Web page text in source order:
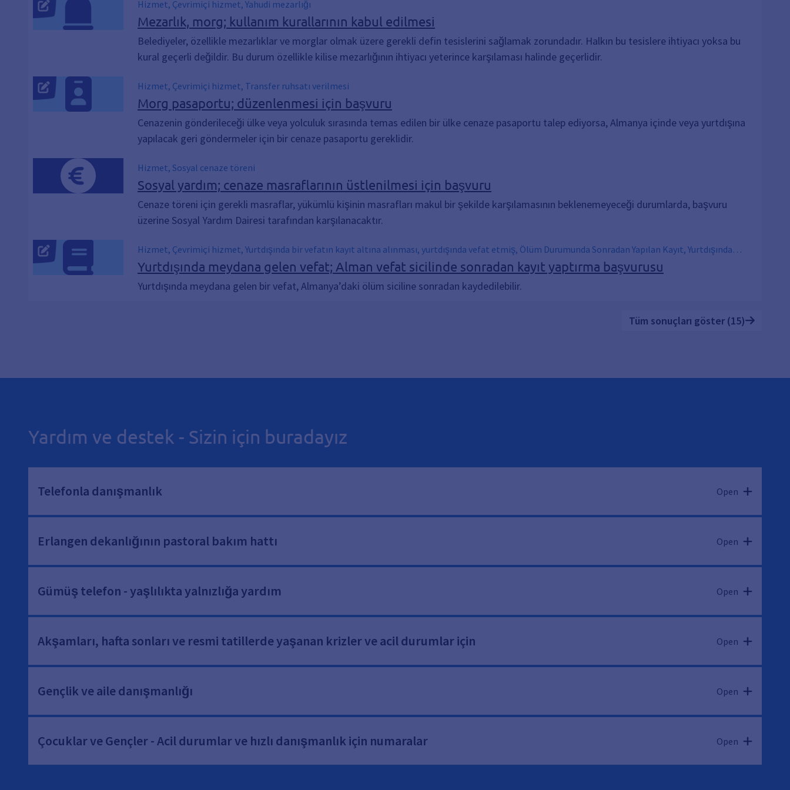
Hizmet, Çevrimiçi hizmet, Yahudi mezarlığı
Mezarlık, morg; kullanım kurallarının kabul edilmesi
Belediyeler, özellikle mezarlıklar ve morglar olmak üzere gerekli defin tesislerini sağlamak zorundadır. Halkın bu tesislere ihtiyacı yoksa bu
kural geçerli değildir. Bu durum özellikle kilise mezarlığının ihtiyacı yeterince karşılaması halinde geçerlidir.
Hizmet, Çevrimiçi hizmet, Transfer ruhsatı verilmesi
Morg pasaportu; düzenlenmesi için başvuru
Cenazenin gönderileceği ülke veya yolculuk sırasında temas edilen bir ülke cenaze pasaportu talep ediyorsa, Almanya içinde veya yurtdışına
yapılacak geri göndermeler için bir cenaze pasaportu gereklidir.
Hizmet, Sosyal cenaze töreni
Sosyal yardım; cenaze masraflarının üstlenilmesi için başvuru
Cenaze töreni için gerekli masraflar, yükümlü kişinin masrafları makul bir şekilde karşılamasının beklenemeyeceği durumlarda, başvuru
üzerine Sosyal Yardım Dairesi tarafından karşılanacaktır.
Hizmet, Çevrimiçi hizmet, Yurtdışında bir vefatın kayıt altına alınması, yurtdışında vefat etmiş, Ölüm Durumunda Sonradan Yapılan Kayıt, Yurtdışında
meydana gelen ölümler
Yurtdışında meydana gelen vefat; Alman vefat sicilinde sonradan kayıt yaptırma başvurusu
Yurtdışında meydana gelen bir vefat, Almanya’daki ölüm siciline sonradan kaydedilebilir.
Tüm sonuçları göster (15)
Yardım ve destek - Sizin için buradayız
Telefonla danışmanlık Open
Erlangen dekanlığının pastoral bakım hattı Open
Gümüş telefon - yaşlılıkta yalnızlığa yardım Open
Akşamları, hafta sonları ve resmi tatillerde yaşanan krizler ve acil durumlar için Open
Gençlik ve aile danışmanlığı Open
Çocuklar ve Gençler - Acil durumlar ve hızlı danışmanlık için numaralar Open